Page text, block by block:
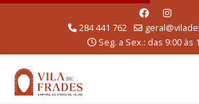
284 441 762
Seg. a Sex.: das 9:00 às